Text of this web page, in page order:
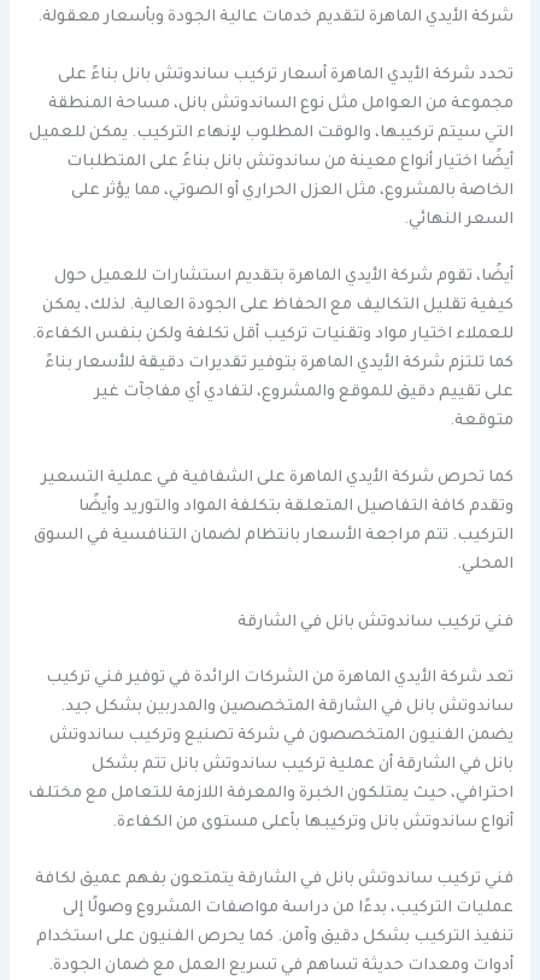
شركة الأيدي الماهرة لتقديم خدمات عالية الجودة وبأسعار معقولة.
تحدد شركة الأيدي الماهرة أسعار تركيب ساندوتش بانل بناءً على
مجموعة من العوامل مثل نوع الساندوتش بانل، مساحة المنطقة
التي سيتم تركيبها، والوقت المطلوب لإنهاء التركيب. يمكن للعميل
أيضًا اختيار أنواع معينة من ساندوتش بانل بناءً على المتطلبات
الخاصة بالمشروع، مثل العزل الحراري أو الصوتي، مما يؤثر على
السعر النهائي.
أيضًا، تقوم شركة الأيدي الماهرة بتقديم استشارات للعميل حول
كيفية تقليل التكاليف مع الحفاظ على الجودة العالية. لذلك، يمكن
للعملاء اختيار مواد وتقنيات تركيب أقل تكلفة ولكن بنفس الكفاءة.
كما تلتزم شركة الأيدي الماهرة بتوفير تقديرات دقيقة للأسعار بناءً
على تقييم دقيق للموقع والمشروع، لتفادي أي مفاجآت غير
متوقعة.
كما تحرص شركة الأيدي الماهرة على الشفافية في عملية التسعير
وتقدم كافة التفاصيل المتعلقة بتكلفة المواد والتوريد وأيضًا
التركيب. تتم مراجعة الأسعار بانتظام لضمان التنافسية في السوق
المحلي.
فني تركيب ساندوتش بانل في الشارقة
تعد شركة الأيدي الماهرة من الشركات الرائدة في توفير فني تركيب
ساندوتش بانل في الشارقة المتخصصين والمدربين بشكل جيد.
يضمن الفنيون المتخصصون في شركة تصنيع وتركيب ساندوتش
بانل في الشارقة أن عملية تركيب ساندوتش بانل تتم بشكل
احترافي، حيث يمتلكون الخبرة والمعرفة اللازمة للتعامل مع مختلف
أنواع ساندوتش بانل وتركيبها بأعلى مستوى من الكفاءة.
فني تركيب ساندوتش بانل في الشارقة يتمتعون بفهم عميق لكافة
عمليات التركيب، بدءًا من دراسة مواصفات المشروع وصولًا إلى
تنفيذ التركيب بشكل دقيق وآمن. كما يحرص الفنيون على استخدام
أدوات ومعدات حديثة تساهم في تسريع العمل مع ضمان الجودة.